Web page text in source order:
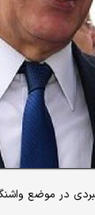
در موضع